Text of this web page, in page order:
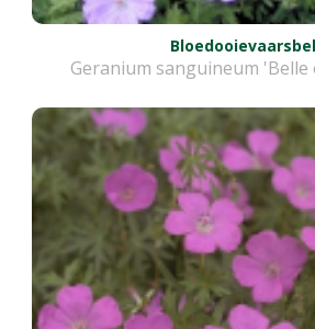
Geranium sanguineum